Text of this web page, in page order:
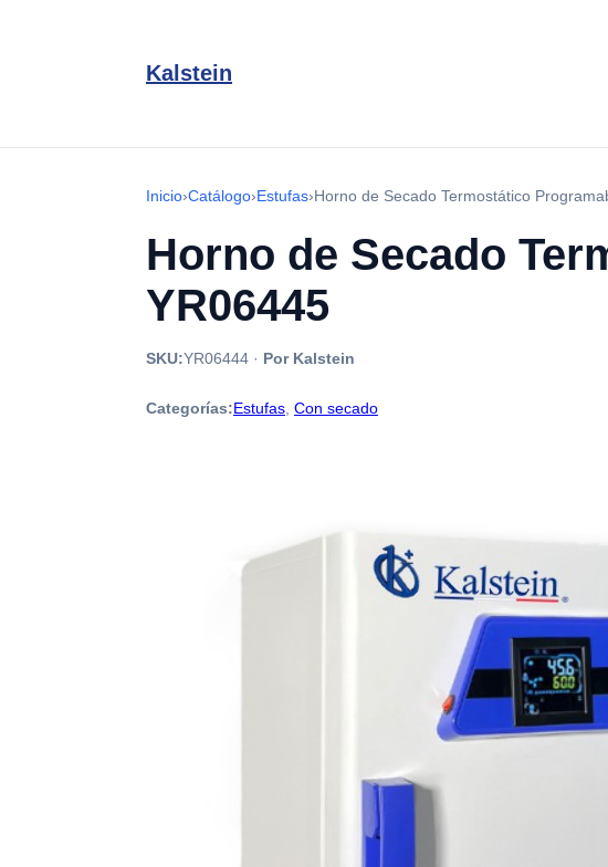
Kalstein
Inicio›Catálogo›Estufas›Horno de Secado Termostático
Horno de Secado
YR06445
SKU:YR06444 · Por Kalstein
Categorías:Estufas Con secado